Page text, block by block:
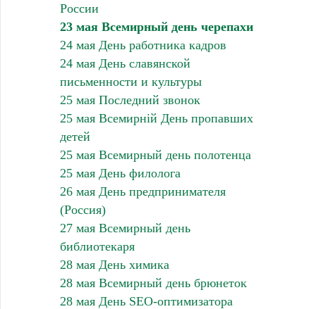
России
23 мая Всемирный день черепахи
24 мая День работника кадров
24 мая День славянской
письменности и культуры
25 мая Последний звонок
25 мая Всемирній День пропавших
детей
25 мая Всемирный день полотенца
25 мая День филолога
26 мая День предпринимателя
(Россия)
27 мая Всемирный день
библиотекаря
28 мая День химика
28 мая Всемирный день брюнеток
28 мая День SEO-оптимизатора